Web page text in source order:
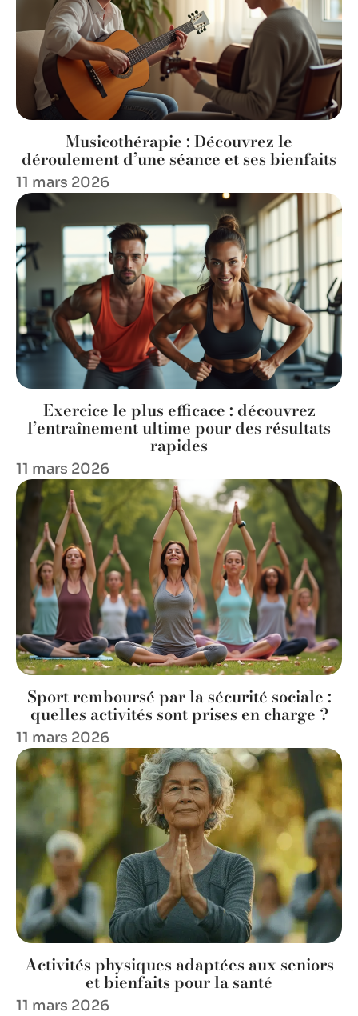
Musicothérapie : Découvrez le
déroulement d’une séance et ses bienfaits
11 mars 2026
Exercice le plus efficace : découvrez
l’entraînement ultime pour des résultats
rapides
11 mars 2026
Sport remboursé par la sécurité sociale :
quelles activités sont prises en charge ?
11 mars 2026
Activités physiques adaptées aux seniors
et bienfaits pour la santé
11 mars 2026